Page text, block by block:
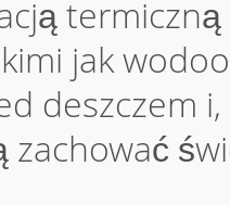
jak
deszczem i,
zachować